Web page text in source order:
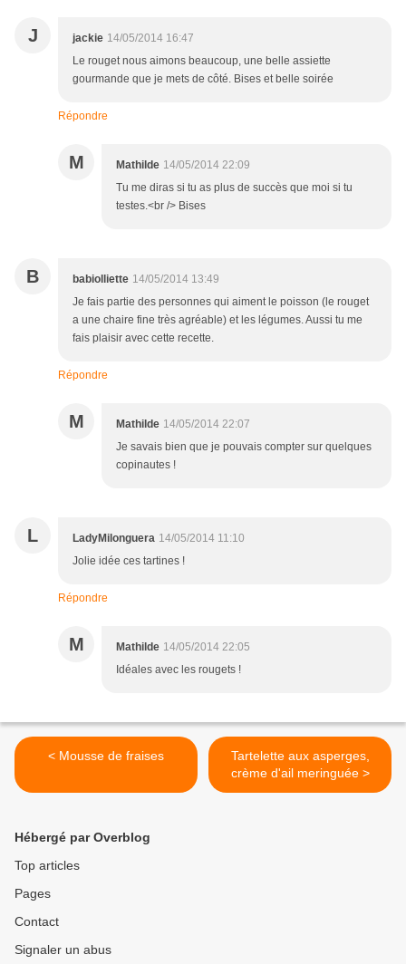
J jackie 14/05/2014 16:47
Le rouget nous aimons beaucoup, une belle assiette
gourmande que je mets de côté. Bises et belle soirée
Répondre
M Mathilde 14/05/2014 22:09
Tu me diras si tu as plus de succès que moi si tu
testes.<br /> Bises
B babiolliette 14/05/2014 13:49
Je fais partie des personnes qui aiment le poisson (le rouget
a une chaire fine très agréable) et les légumes. Aussi tu me
fais plaisir avec cette recette.
Répondre
M Mathilde 14/05/2014 22:07
Je savais bien que je pouvais compter sur quelques
copinautes !
L LadyMilonguera 14/05/2014 11:10
Jolie idée ces tartines !
Répondre
M Mathilde 14/05/2014 22:05
Idéales avec les rougets !
< Mousse de fraises
Tartelette aux asperges,
crème d'ail meringuée >
Hébergé par Overblog
Top articles
Pages
Contact
Signaler un abus